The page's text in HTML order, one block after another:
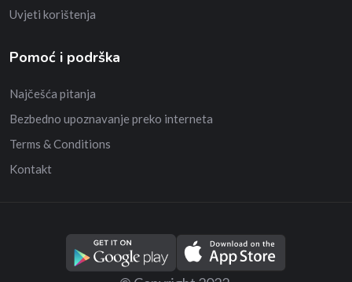
Uvjeti korištenja
Pomoć i podrška
Najčešća pitanja
Bezbedno upoznavanje preko interneta
Terms & Conditions
Kontakt